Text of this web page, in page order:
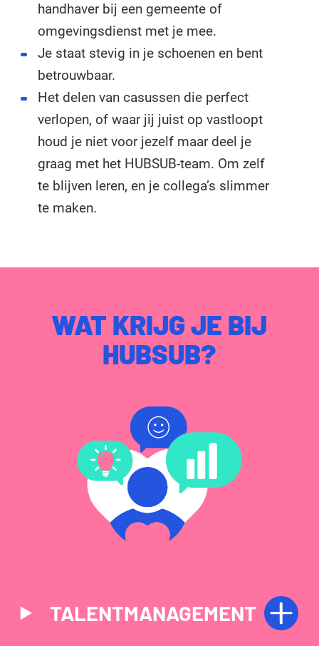
handhaver bij een gemeente of
omgevingsdienst met je mee.
Je staat stevig in je schoenen en bent
betrouwbaar.
Het delen van casussen die perfect
verlopen, of waar jij juist op vastloopt
houd je niet voor jezelf maar deel je
graag met het HUBSUB-team. Om zelf
te blijven leren, en je collega’s slimmer
te maken.
WAT KRIJG JE BIJ
HUBSUB?
TALENTMANAGEMENT